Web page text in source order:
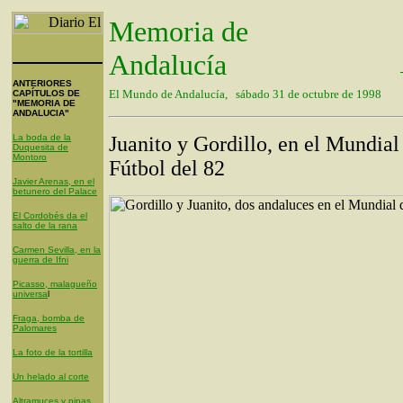
ANTERIORES
CAPÍTULOS DE
"MEMORIA DE
ANDALUCIA"
La boda de la
Duquesita de
Montoro
Javier Arenas, en el
betunero del Palace
El Cordobés da el
salto de la rana
Carmen Sevilla, en la
guerra de Ifni
Picasso, malagueño
universal
Fraga, bomba de
Palomares
La foto de la tortilla
Un helado al corte
Altramuces y pipas
Memoria de
Andalucía
El Mundo de Andalucía, sábado 31 de octubre de 1998
Juanito y Gordillo, en el
Fútbol del 82